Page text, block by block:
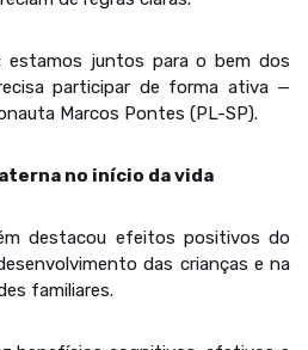
estamos juntos para o bem dos
participar de forma ativa —
Marcos Pontes (PL-SP).
no início da vida
destacou efeitos positivos do
das crianças e na
familiares.